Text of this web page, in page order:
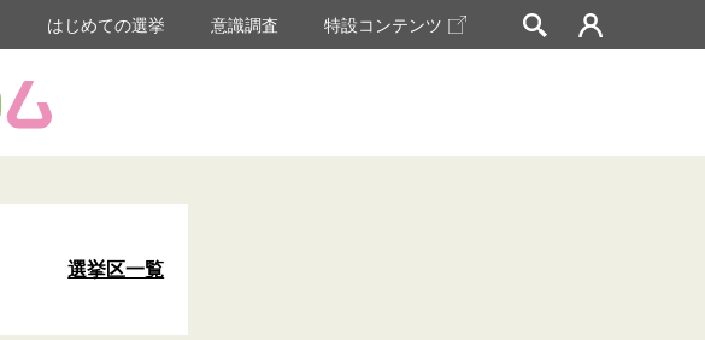
はじめての選挙 意識調査 特設コンテンツ
選挙区一覧